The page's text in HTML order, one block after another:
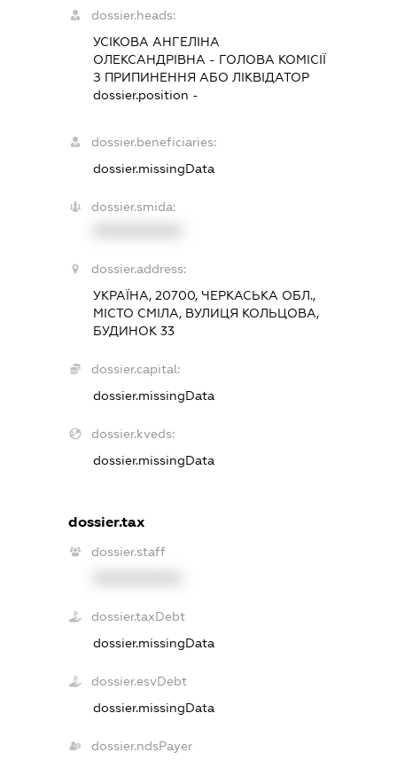
dossier.heads:
УСІКОВА АНГЕЛІНА
ОЛЕКСАНДРІВНА - ГОЛОВА КОМІСІЇ
З ПРИПИНЕННЯ АБО ЛІКВІДАТОР
dossier.position -
dossier.beneficiaries:
dossier.missingData
dossier.smida:
dossier.address:
УКРАЇНА, 20700, ЧЕРКАСЬКА ОБЛ.,
МІСТО СМІЛА, ВУЛИЦЯ КОЛЬЦОВА,
БУДИНОК 33
dossier.capital:
dossier.missingData
dossier.kveds:
dossier.missingData
dossier.tax
dossier.staff
dossier.taxDebt
dossier.missingData
dossier.esvDebt
dossier.missingData
dossier.ndsPayer